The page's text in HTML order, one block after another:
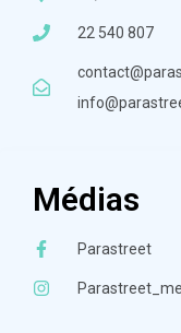
22 540 807
Médias
Parastreet